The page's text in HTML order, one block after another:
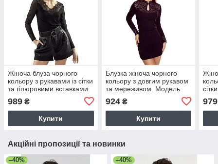
Жіноча блуза чорного
кольору з рукавами із сітки
та гіпюровими вставками.
989 ₴
Купити
Блузка жіноча чорного
кольору з довгим рукавом
та мереживом. Модель
924₴
Купити
979
Акційні пропозиції та новинки
–40% –40%